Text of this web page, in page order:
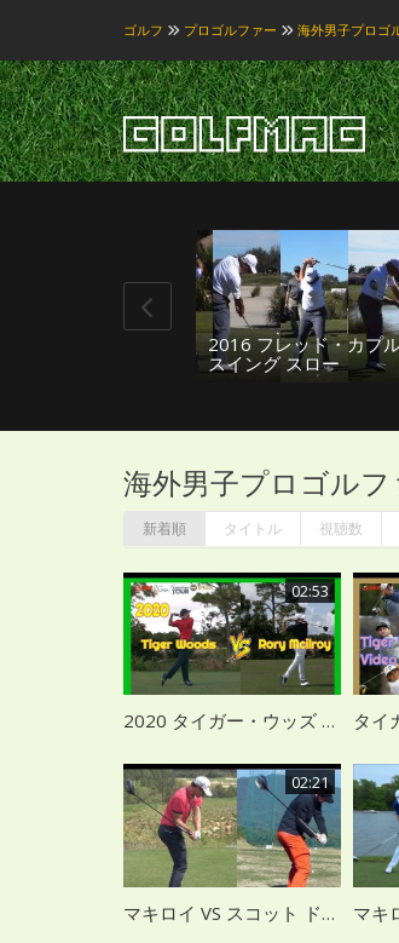
ゴルフ プロゴルファー 海外男子プロゴ
2016 フレッド・カプ
スイング スロー
海外男子プロゴルフ
新着順 タイトル 視聴数
02:53
2020 タイガー・ウッズ VS ローリー・マキロイ ドライバー スローモーション
02:21
マキロイ VS スコット ドライバースイング比較